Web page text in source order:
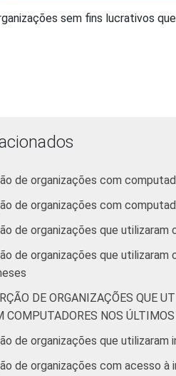
sem fins lucrativos
de organizações com
de organizações com
de organizações que
de organizações que
DE ORGANIZAÇÕES QUE
COMPUTADORES NOS
de organizações que
de organizações com acesso